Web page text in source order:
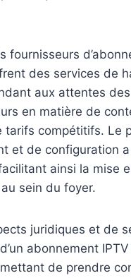
fournisseurs
des services de
aux attentes des
en matière de
compétitifs. Le
et de configuration
ainsi la mise
sein du foyer.
juridiques et de
abonnement
de prendre